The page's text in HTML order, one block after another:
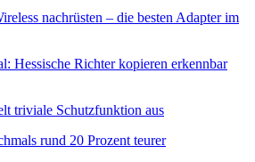
nachrüsten – die besten Adapter im
Hessische Richter kopieren erkennbar
triviale Schutzfunktion aus
rund 20 Prozent teurer